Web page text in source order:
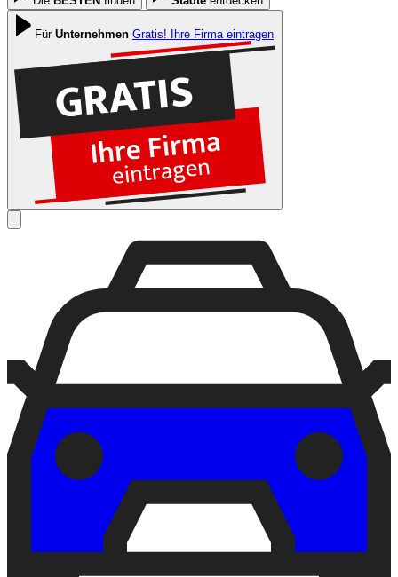
Für Unternehmen Gratis! Ihre Firma eintragen